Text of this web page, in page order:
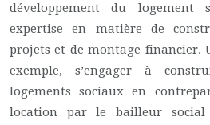
développement du logement
expertise en matière de
projets et de montage financier.
exemple, s’engager à
logements sociaux en
location par le bailleur social